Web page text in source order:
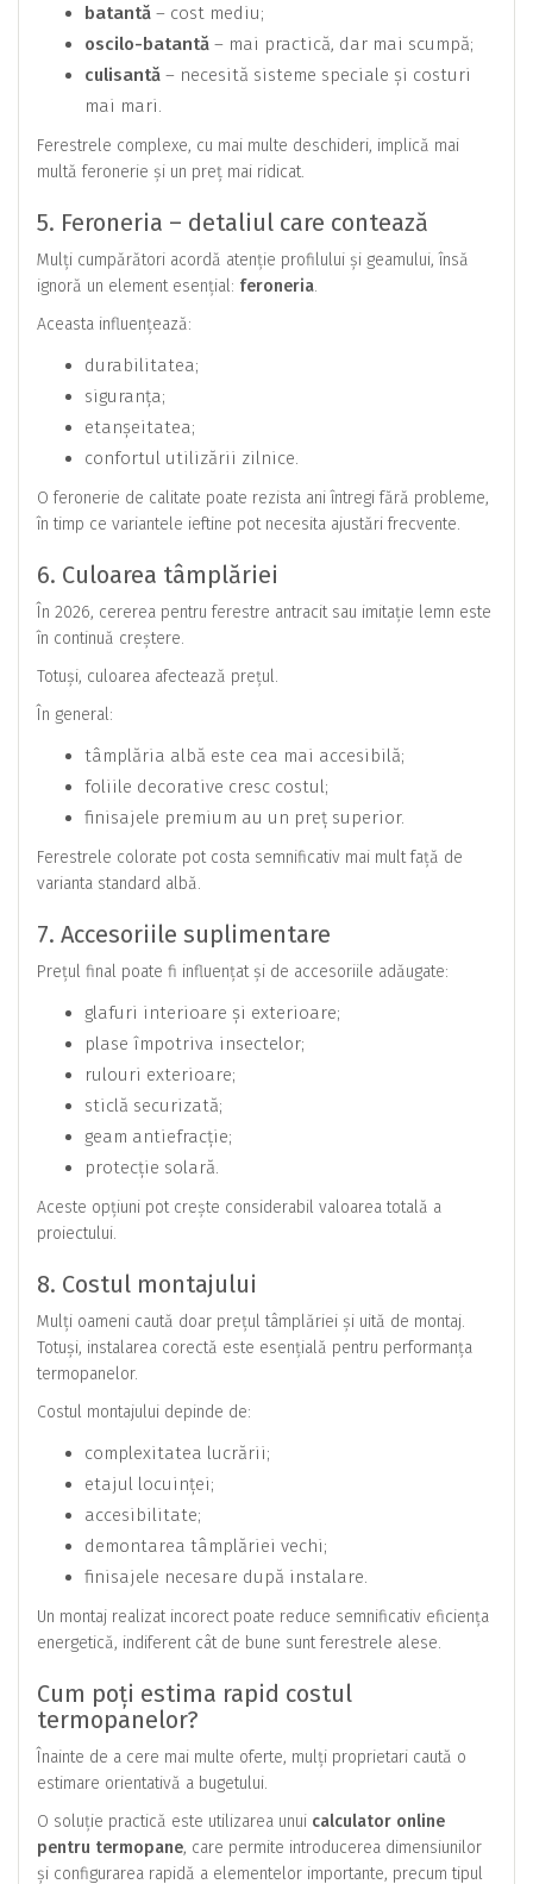
batantă – cost mediu;
oscilo-batantă – mai practică, dar mai scumpă;
culisantă – necesită sisteme speciale și costuri
mai mari.
Ferestrele complexe, cu mai multe deschideri, implică mai
multă feronerie și un preț mai ridicat.
5. Feroneria – detaliul care contează
Mulți cumpărători acordă atenție profilului și geamului, însă
ignoră un element esențial: feroneria.
Aceasta influențează:
durabilitatea;
siguranța;
etanșeitatea;
confortul utilizării zilnice.
O feronerie de calitate poate rezista ani întregi fără probleme,
în timp ce variantele ieftine pot necesita ajustări frecvente.
6. Culoarea tâmplăriei
În 2026, cererea pentru ferestre antracit sau imitație lemn este
în continuă creștere.
Totuși, culoarea afectează prețul.
În general:
tâmplăria albă este cea mai accesibilă;
foliile decorative cresc costul;
finisajele premium au un preț superior.
Ferestrele colorate pot costa semnificativ mai mult față de
varianta standard albă.
7. Accesoriile suplimentare
Prețul final poate fi influențat și de accesoriile adăugate:
glafuri interioare și exterioare;
plase împotriva insectelor;
rulouri exterioare;
sticlă securizată;
geam antiefracție;
protecție solară.
Aceste opțiuni pot crește considerabil valoarea totală a
proiectului.
8. Costul montajului
Mulți oameni caută doar prețul tâmplăriei și uită de montaj.
Totuși, instalarea corectă este esențială pentru performanța
termopanelor.
Costul montajului depinde de:
complexitatea lucrării;
etajul locuinței;
accesibilitate;
demontarea tâmplăriei vechi;
finisajele necesare după instalare.
Un montaj realizat incorect poate reduce semnificativ eficiența
energetică, indiferent cât de bune sunt ferestrele alese.
Cum poți estima rapid costul
termopanelor?
Înainte de a cere mai multe oferte, mulți proprietari caută o
estimare orientativă a bugetului.
O soluție practică este utilizarea unui calculator online
pentru termopane, care permite introducerea dimensiunilor
și configurarea rapidă a elementelor importante, precum tipul